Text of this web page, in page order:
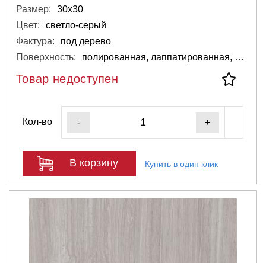
Размер:
30х30
Цвет:
светло-серый
Фактура:
под дерево
Поверхность:
полированная, лаппатированная, матовая
Товар недоступен
Кол-во - +
В корзину Купить в один клик